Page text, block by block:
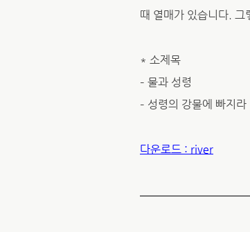
때 열매가 있습니다. 그
* 소제목
– 물과 성령
– 성령의 강물에 빠지라
다운로드 : river